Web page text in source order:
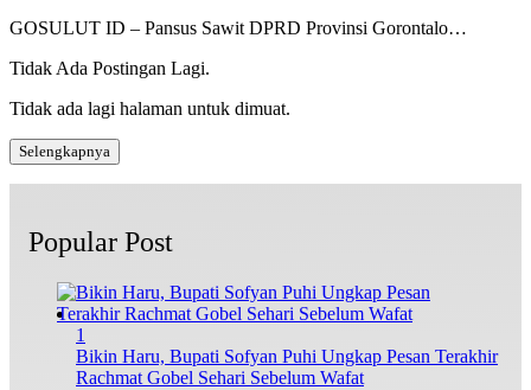
GOSULUT ID – Pansus Sawit DPRD Provinsi Gorontalo…
Tidak Ada Postingan Lagi.
Tidak ada lagi halaman untuk dimuat.
Selengkapnya
Popular Post
1
Bikin Haru, Bupati Sofyan Puhi Ungkap Pesan Terakhir
Rachmat Gobel Sehari Sebelum Wafat